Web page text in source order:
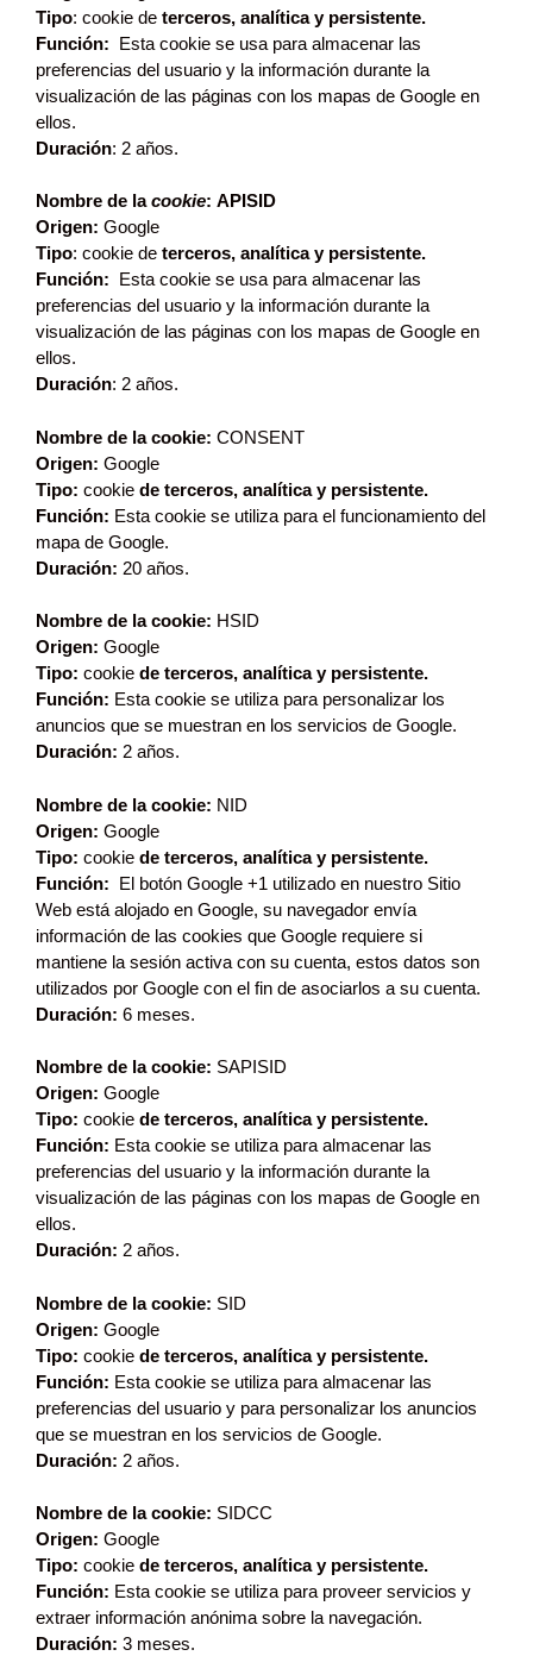
Tipo: cookie de terceros, analítica y persistente.
Función: Esta cookie se usa para almacenar las
preferencias del usuario y la información durante la
visualización de las páginas con los mapas de Google en
ellos.
Duración: 2 años.
Nombre de lacookie: APISID
Origen: Google
Tipo: cookie de terceros, analítica y persistente.
Función: Esta cookie se usa para almacenar las
preferencias del usuario y la información durante la
visualización de las páginas con los mapas de Google en
ellos.
Duración: 2 años.
Nombre de la cookie: CONSENT
Origen: Google
Tipo: cookie de terceros, analítica y persistente.
Función: Esta cookie se utiliza para el funcionamiento del
mapa de Google.
Duración: 20 años.
Nombre de la cookie: HSID
Origen: Google
Tipo: cookie de terceros, analítica y persistente.
Función: Esta cookie se utiliza para personalizar los
anuncios que se muestran en los servicios de Google.
Duración: 2 años.
Nombre de la cookie: NID
Origen: Google
Tipo: cookie de terceros, analítica y persistente.
Función: El botón Google +1 utilizado en nuestro Sitio
Web está alojado en Google, su navegador envía
información de las cookies que Google requiere si
mantiene la sesión activa con su cuenta, estos datos son
utilizados por Google con el fin de asociarlos a su cuenta.
Duración: 6 meses.
Nombre de la cookie: SAPISID
Origen: Google
Tipo: cookie de terceros, analítica y persistente.
Función: Esta cookie se utiliza para almacenar las
preferencias del usuario y la información durante la
visualización de las páginas con los mapas de Google en
ellos.
Duración: 2 años.
Nombre de la cookie: SID
Origen: Google
Tipo: cookie de terceros, analítica y persistente.
Función: Esta cookie se utiliza para almacenar las
preferencias del usuario y para personalizar los anuncios
que se muestran en los servicios de Google.
Duración: 2 años.
Nombre de la cookie: SIDCC
Origen: Google
Tipo: cookie de terceros, analítica y persistente.
Función: Esta cookie se utiliza para proveer servicios y
extraer información anónima sobre la navegación.
Duración: 3 meses.